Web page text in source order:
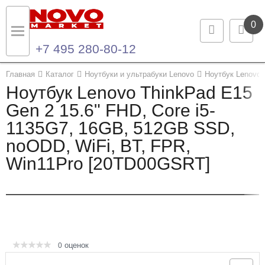
0
+7 495 280-80-12
Главная Каталог Ноутбуки и ультрабуки Lenovo Ноутбук
Ноутбук Lenovo ThinkPad E15
Gen 2 15.6" FHD, Core i5-
1135G7, 16GB, 512GB SSD,
noODD, WiFi, BT, FPR,
Win11Pro [20TD00GSRT]
0 оценок
Назад
Каталог продукции
Ноутбуки и ультрабуки
Компьютеры
Назад
Контакты
Контактная информация